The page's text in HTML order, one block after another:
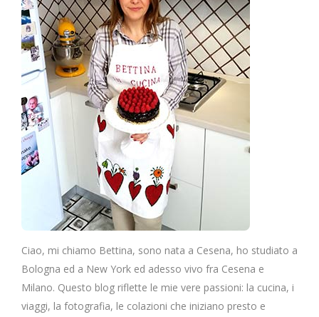
Ciao, mi chiamo Bettina, sono nata a Cesena, ho studiato a
Bologna ed a New York ed adesso vivo fra Cesena e
Milano. Questo blog riflette le mie vere passioni: la cucina, i
viaggi, la fotografia, le colazioni che iniziano presto e